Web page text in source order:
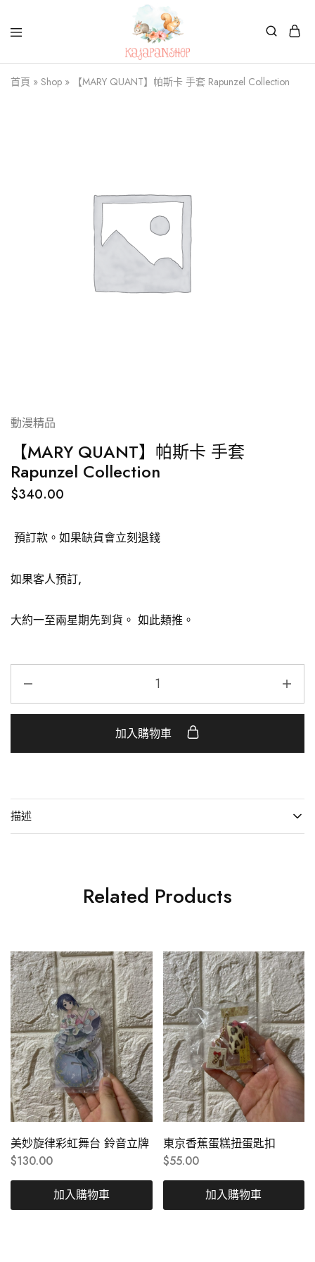
Kajapanshop
日
韓
首頁 » Shop » 【MARY QUANT】帕斯卡 手套 Rapunzel Collection
動漫精品
【MARY QUANT】帕斯卡 手套
Rapunzel Collection
$340.00
預訂款。如果缺貨會立刻退錢
如果客人預訂,
大約一至兩星期先到貨。 如此類推。
加入購物車
描述
Related Products
美妙旋律彩虹舞台 鈴音立牌
$130.00
加入購物車
東京香蕉蛋糕扭蛋匙扣
$55.00
加入購物車